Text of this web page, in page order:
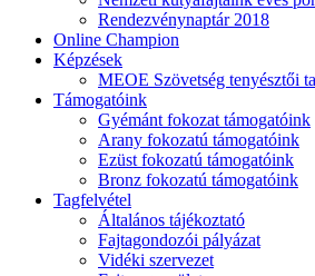
Rendezvénynaptár 2018
Online Champion
Képzések
MEOE Szövetség tenyésztői
Támogatóink
Gyémánt fokozat támogatóink
Arany fokozatú támogatóink
Ezüst fokozatú támogatóink
Bronz fokozatú támogatóink
Tagfelvétel
Általános tájékoztató
Fajtagondozói pályázat
Vidéki szervezet